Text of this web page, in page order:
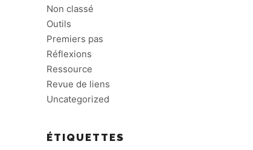
Non classé
Outils
Premiers pas
Réflexions
Ressource
Revue de liens
Uncategorized
ÉTIQUETTES